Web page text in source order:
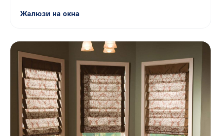
Жалюзи на окна